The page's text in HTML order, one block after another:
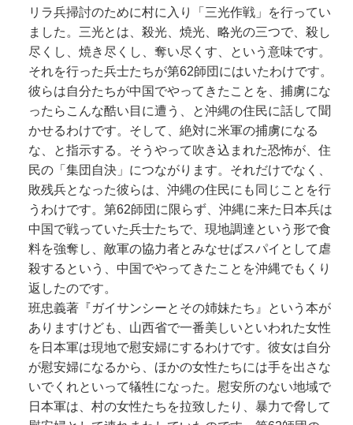
リラ兵掃討のために村に入り「三光作戦」を行ってい
ました。三光とは、殺光、焼光、略光の三つで、殺し
尽くし、焼き尽くし、奪い尽くす、という意味です。
それを行った兵士たちが第62師団にはいたわけです。
彼らは自分たちが中国でやってきたことを、捕虜にな
ったらこんな酷い目に遭う、と沖縄の住民に話して聞
かせるわけです。そして、絶対に米軍の捕虜になる
な、と指示する。そうやって吹き込まれた恐怖が、住
民の「集団自決」につながります。それだけでなく、
敗残兵となった彼らは、沖縄の住民にも同じことを行
うわけです。第62師団に限らず、沖縄に来た日本兵は
中国で戦っていた兵士たちで、現地調達という形で食
料を強奪し、敵軍の協力者とみなせばスパイとして虐
殺するという、中国でやってきたことを沖縄でもくり
返したのです。
班忠義著『ガイサンシーとその姉妹たち』という本が
ありますけども、山西省で一番美しいといわれた女性
を日本軍は現地で慰安婦にするわけです。彼女は自分
が慰安婦になるから、ほかの女性たちには手を出さな
いでくれといって犠牲になった。慰安所のない地域で
日本軍は、村の女性たちを拉致したり、暴力で脅して